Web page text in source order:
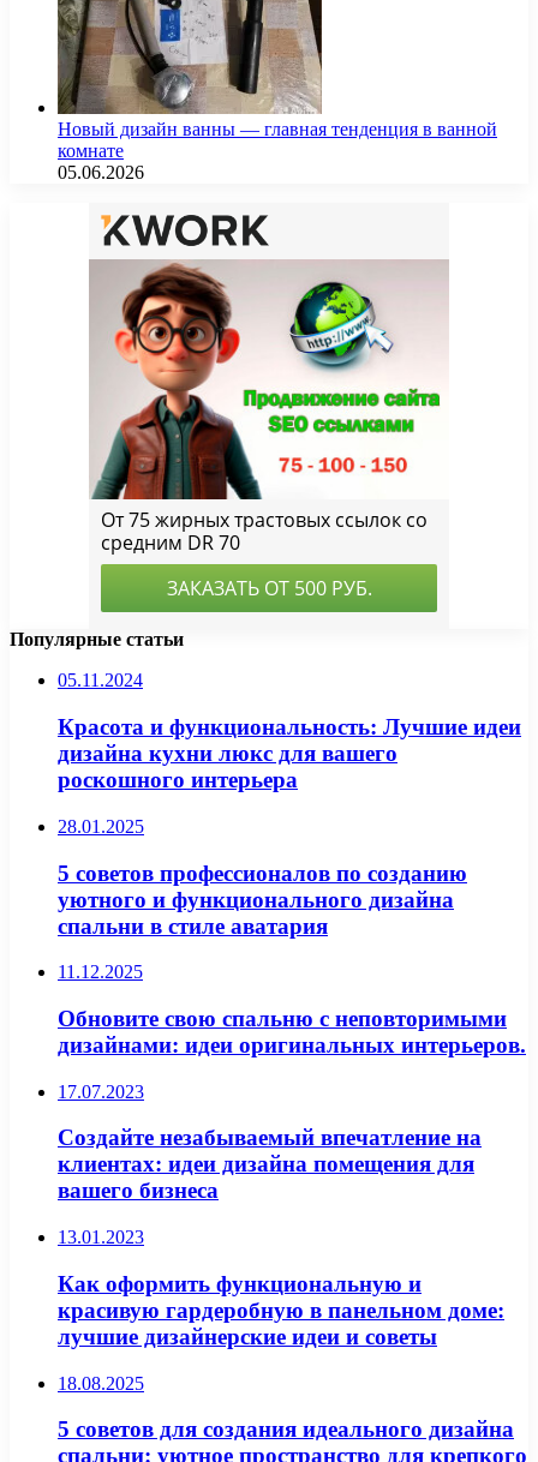
Новый дизайн ванны — главная тенденция в ванной
комнате
05.06.2026
Популярные статьи
05.11.2024
Красота и функциональность: Лучшие идеи
дизайна кухни люкс для вашего
роскошного интерьера
28.01.2025
5 советов профессионалов по созданию
уютного и функционального дизайна
спальни в стиле аватария
11.12.2025
Обновите свою спальню с неповторимыми
дизайнами: идеи оригинальных интерьеров.
17.07.2023
Создайте незабываемый впечатление на
клиентах: идеи дизайна помещения для
вашего бизнеса
13.01.2023
Как оформить функциональную и
красивую гардеробную в панельном доме:
лучшие дизайнерские идеи и советы
18.08.2025
5 советов для создания идеального дизайна
спальни: уютное пространство для крепкого